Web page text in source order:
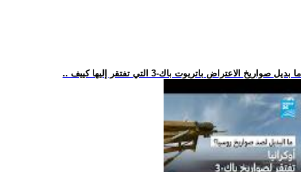
.. ما بديل صواريخ الاعتراض باتريوت باك-3 التي تفتقر إليها كييف